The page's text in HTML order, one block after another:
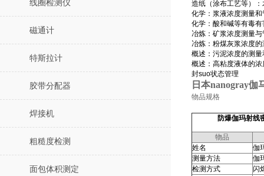
线圈检测仪
磁通计
特斯拉计
胶带分配器
焊接机
粗糙度检测
面包体积测定
造纸（涂布工艺等）
化学：浆液浓度测量和
化学：酸和碱等有毒
冶炼：矿浆浓度测量与
冶炼：粉煤灰浆浓度
概述：污泥浓度的测量
概述：高粘度液体的
封suo状态管理
日本nanogray伽
物品规格
防爆伽玛射线
物品
姓名
伽
测量方法
伽
检测方式
闪